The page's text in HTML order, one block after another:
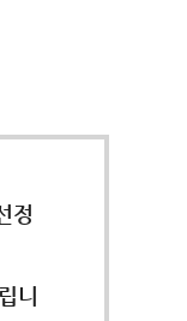
정
니